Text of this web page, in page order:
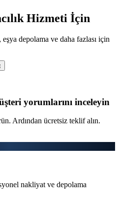
Hizmeti İçin
depolama ve daha fazlası için
yorumlarını inceleyin
Ardından ücretsiz teklif alın.
nakliyat ve depolama